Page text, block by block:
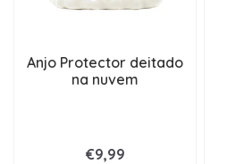
Anjo Protector deitado
na nuvem
€9,99